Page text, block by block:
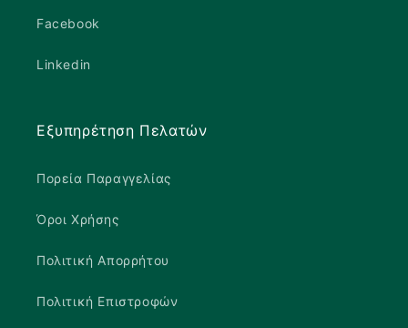
Facebook
Linkedin
Εξυπηρέτηση Πελατών
Πορεία Παραγγελίας
Όροι Χρήσης
Πολιτική Απορρήτου
Πολιτική Επιστροφών